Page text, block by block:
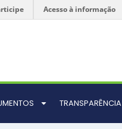
Acesso à informação
TRANSPARÊNCIA